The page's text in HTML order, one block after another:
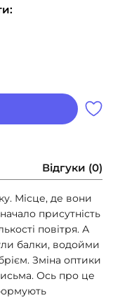
Відгуки (0)
Місце, де вони
присутність
повітря. А
балки, водойми
Зміна оптики
Ось про це